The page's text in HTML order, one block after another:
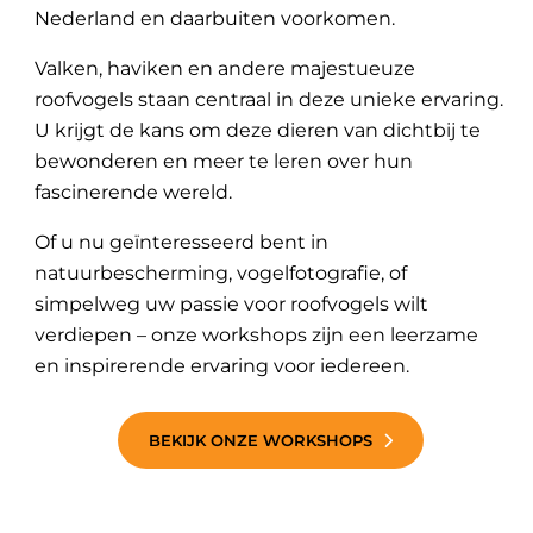
Nederland en daarbuiten voorkomen.
Valken, haviken en andere majestueuze
roofvogels staan centraal in deze unieke ervaring.
U krijgt de kans om deze dieren van dichtbij te
bewonderen en meer te leren over hun
fascinerende wereld.
Of u nu geïnteresseerd bent in
natuurbescherming, vogelfotografie, of
simpelweg uw passie voor roofvogels wilt
verdiepen – onze workshops zijn een leerzame
en inspirerende ervaring voor iedereen.
BEKIJK ONZE WORKSHOPS